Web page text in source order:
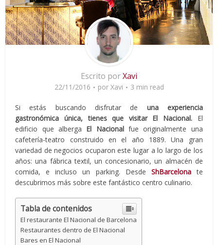
Escrito porXavi
22/11/2016 por Xavi 3 min read
Si estás buscando disfrutar de una experiencia
gastronómica única, tienes que visitar El Nacional. El
edificio que alberga El Nacionalfue originalmente una
cafetería-teatro construido en el año 1889. Una gran
variedad de negocios ocuparon este lugar a lo largo de los
años: una fábrica textil, un concesionario, un almacén de
comida, e incluso un parking. Desde ShBarcelona te
descubrimos más sobre este fantástico centro culinario.
Tabla de contenidos
El restaurante El Nacional de Barcelona
Restaurantes dentro de El Nacional
Bares en El Nacional